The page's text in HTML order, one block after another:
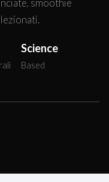
Science
Based